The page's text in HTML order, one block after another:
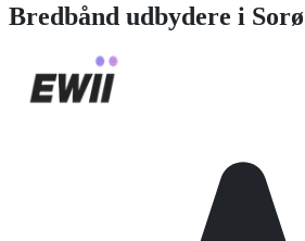
Bredbånd udbydere i Sorø